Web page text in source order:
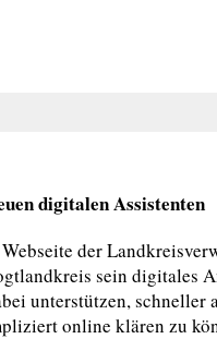
digitalen Assistenten
der
sein digitales
unterstützen, schneller
online klären zu